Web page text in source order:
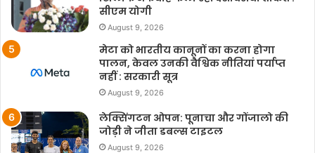
सीएम योगी
August 9, 2026
मेटा को भारतीय कानूनों का करना होगा
पालन, केवल उनकी वैश्विक नीतियां पर्याप्त
नहीं : सरकारी सूत्र
August 9, 2026
लेक्सिंगटन ओपन: पूनाचा और गोंजालो की
जोड़ी ने जीता डबल्स टाइटल
August 9, 2026